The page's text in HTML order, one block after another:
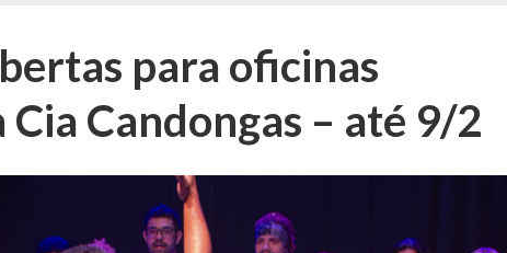
para oficinas
Candongas – até 9/2